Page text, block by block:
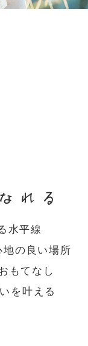
れる
水平線
の良い場所
もてなし
を叶える